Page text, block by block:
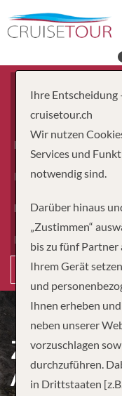
Erwachsene
Kinder
Dauer
Reiseart
ZAUBER
AB/BIS
Ihre Entscheidung
cruisetour.ch
Wir nutzen
Services und
notwendig sind.
Darüber hinaus
„Zustimmen“
bis zu fünf
Ihrem Gerät
und
Ihnen erheben
neben unserer
vorzuschlagen
durchzuführen.
in Drittstaaten